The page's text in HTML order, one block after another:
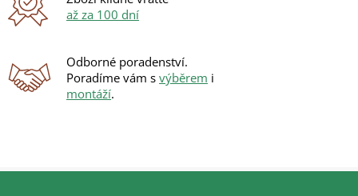
až za 100 dní
Odborné poradenství.
Poradíme vám s výběrem i
montáží.
Z